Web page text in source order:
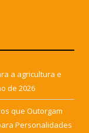
a agricultura e
de 2026
que Outorgam
Personalidades